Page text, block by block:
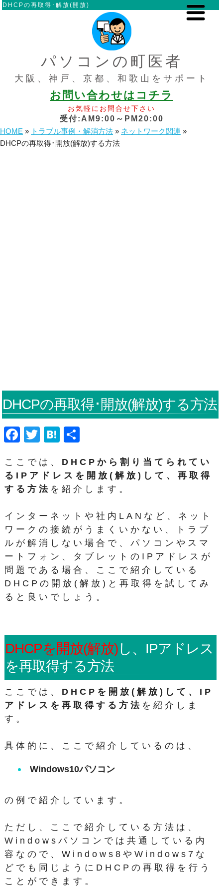
DHCPの再取得･解放(開放)
パソコンの町医者
大阪、神戸、京都、和歌山をサポート
お問い合わせはコチラ
お気軽にお問合せ下さい
受付:AM9:00～PM20:00
HOME » トラブル事例・解消方法 » ネットワーク関連 »
DHCPの再取得･開放(解放)する方法
DHCPの再取得･開放(解放)する方法
F
c
e
b
o
o
k
T
tt
er
H
e
n
a
ここでは、 DHCPから割り当てられてい
るIPアドレスを開放(解放)して、再取得
する方法 を紹介します。
インターネットや社内LANなど、ネット
ワークの接続がうまくいかない、トラブ
ルが解消しない場合で、パソコンやスマ
ートフォン、タブレットのIPアドレスが
問題である場合、ここで紹介している
DHCPの開放(解放)と再取得を試してみ
ると良いでしょう。
DHCPを開放(解放)し、IPアドレス
を再取得する方法
ここでは、 DHCPを開放(解放)して、IP
アドレスを再取得する方法 を紹介しま
す。
具体的に、ここで紹介しているのは、
Windows10パソコン
の例で紹介しています。
ただし、ここで紹介している方法は、
Windowsパソコンでは共通している内
容なので、Windows8やWindows7な
どでも同じようにDHCPの再取得を行う
ことができます。